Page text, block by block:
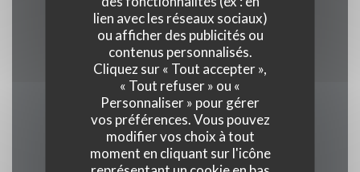
lien avec les réseaux sociaux)
ou afficher des publicités ou
contenus personnalisés.
Cliquez sur « Tout accepter »,
« Tout refuser » ou «
Personnaliser » pour gérer
vos préférences. Vous pouvez
modifier vos choix à tout
moment en cliquant sur l'icône
Moyens de paiement
Union Pay , Espèces, Visa, American Express
Horaires